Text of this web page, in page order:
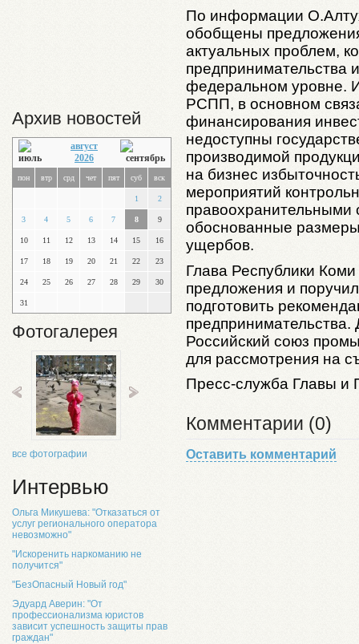
Архив новостей
август
2026
пон втр срд чет пят суб вск
1 2
3 4 5 6 7 8 9
10 11 12 13 14 15 16
17 18 19 20 21 22 23
24 25 26 27 28 29 30
31
Фотогалерея
все фотографии
Интервью
Ольга Микушева: "Отказаться от
услуг регионального оператора
невозможно"
"Искоренить наркоманию не
получится"
"БезОпасный Новый год"
Эдуард Аверин: "От
профессионализма юристов
зависит успешность защиты прав
граждан"
По информации
обобщены
актуальных проблем,
предпринимательства
федеральном уровне.
РСПП, в основном
финансирования
недоступны
производимой
на бизнес
мероприятий
правоохранительными
обоснованные
ущербов.
Глава Республики
предложения и
подготовить
предпринимательства.
Российский союз
для рассмотрения на
Пресс-служба Главы и
Комментарии (0)
Оставить комментарий